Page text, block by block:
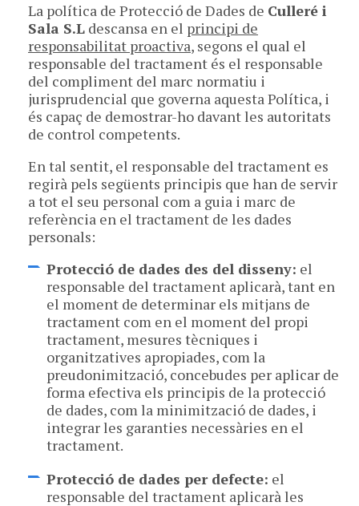
La política de Protecció de Dades de Culleré i
Sala S.L descansa en el principi de
responsabilitat proactiva, segons el qual el
responsable del tractament és el responsable
del compliment del marc normatiu i
jurisprudencial que governa aquesta Política, i
és capaç de demostrar-ho davant les autoritats
de control competents.
En tal sentit, el responsable del tractament es
regirà pels següents principis que han de servir
a tot el seu personal com a guia i marc de
referència en el tractament de les dades
personals:
Protecció de dades des del disseny: el
responsable del tractament aplicarà, tant en
el moment de determinar els mitjans de
tractament com en el moment del propi
tractament, mesures tècniques i
organitzatives apropiades, com la
preudonimització, concebudes per aplicar de
forma efectiva els principis de la protecció
de dades, com la minimització de dades, i
integrar les garanties necessàries en el
tractament.
Protecció de dades per defecte: el
responsable del tractament aplicarà les